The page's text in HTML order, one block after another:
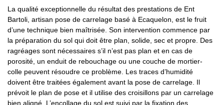
La qualité exceptionnelle du résultat des prestations de Ent
Bartoli, artisan pose de carrelage basé à Ecaquelon, est le fruit
d’une technique bien maîtrisée. Son intervention commence par
la préparation du sol qui doit être plan, solide, sec et propre. Des
ragréages sont nécessaires s’il n’est pas plan et en cas de
porosité, un enduit de rebouchage ou une couche de mortier-
colle peuvent résoudre ce problème. Les traces d’humidité
doivent être traitées également avant la pose de carrelage. Il
prévoit le plan de pose et il utilise des croisillons par un carrelage
bien aligné. L’encollage du sol est suivi par la fixation des